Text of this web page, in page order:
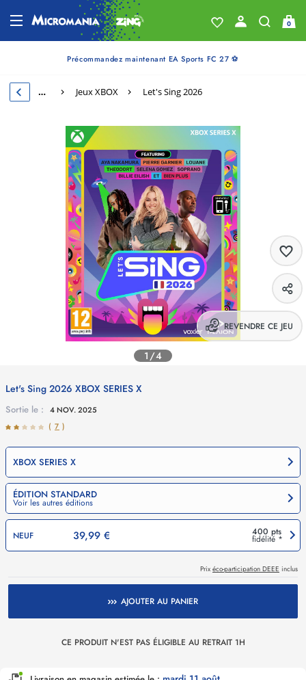
0
Précommandez maintenant EA Sports FC 27 ⚽
… Jeux XBOX Let's Sing 2026
1/4
REVENDRE CE JEU
Let's Sing 2026 XBOX SERIES X
Sortie le :
4 NOV. 2025
( 7 )
ÉDITION STANDARD
Voir les autres éditions
XBOX SERIES X
NEUF 39,99 € 400 pts
fidélité *
Prix éco-participation DEEE inclus
AJOUTER AU PANIER
CE PRODUIT N'EST PAS ÉLIGIBLE AU RETRAIT 1H